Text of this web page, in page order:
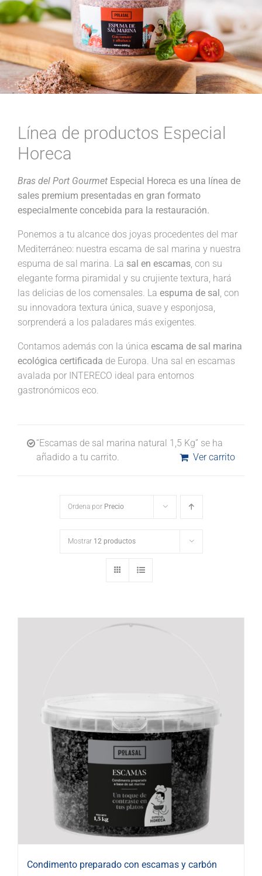
Línea de productos Especial
Horeca
Bras del Port Gourmet Especial Horeca es una línea de
sales premium presentadas en gran formato
especialmente concebida para la restauración.
Ponemos a tu alcance dos joyas procedentes del mar
Mediterráneo: nuestra escama de sal marina y nuestra
espuma de sal marina. La sal en escamas, con su
elegante forma piramidal y su crujiente textura, hará
las delicias de los comensales. La espuma de sal, con
su innovadora textura única, suave y esponjosa,
sorprenderá a los paladares más exigentes.
Contamos además con la única escama de sal marina
ecológica certificada de Europa. Una sal en escamas
avalada por INTERECO ideal para entornos
gastronómicos eco.
“Escamas de sal marina natural 1,5 Kg” se ha
añadido a tu carrito.
Ver carrito
Ordena por Precio
Mostrar 12 productos
Condimento preparado con escamas y carbón